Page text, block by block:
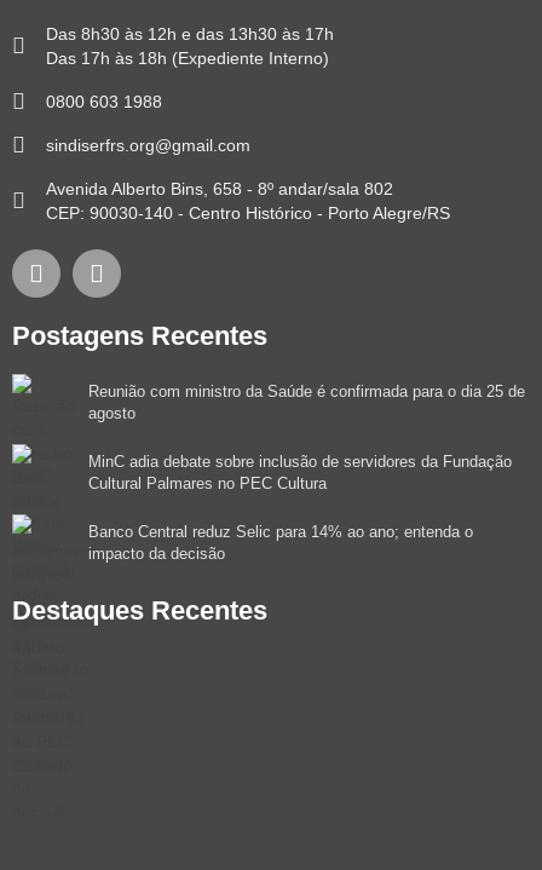
Das 8h30 às 12h e das 13h30 às 17h
Das 17h às 18h (Expediente Interno)
0800 603 1988
sindiserfrs.org@gmail.com
Avenida Alberto Bins, 658 - 8º andar/sala 802
CEP: 90030-140 - Centro Histórico - Porto Alegre/RS
Postagens Recentes
Reunião com ministro da Saúde é confirmada para o dia 25 de
agosto
MinC adia debate sobre inclusão de servidores da Fundação
Cultural Palmares no PEC Cultura
Banco Central reduz Selic para 14% ao ano; entenda o
impacto da decisão
Destaques Recentes